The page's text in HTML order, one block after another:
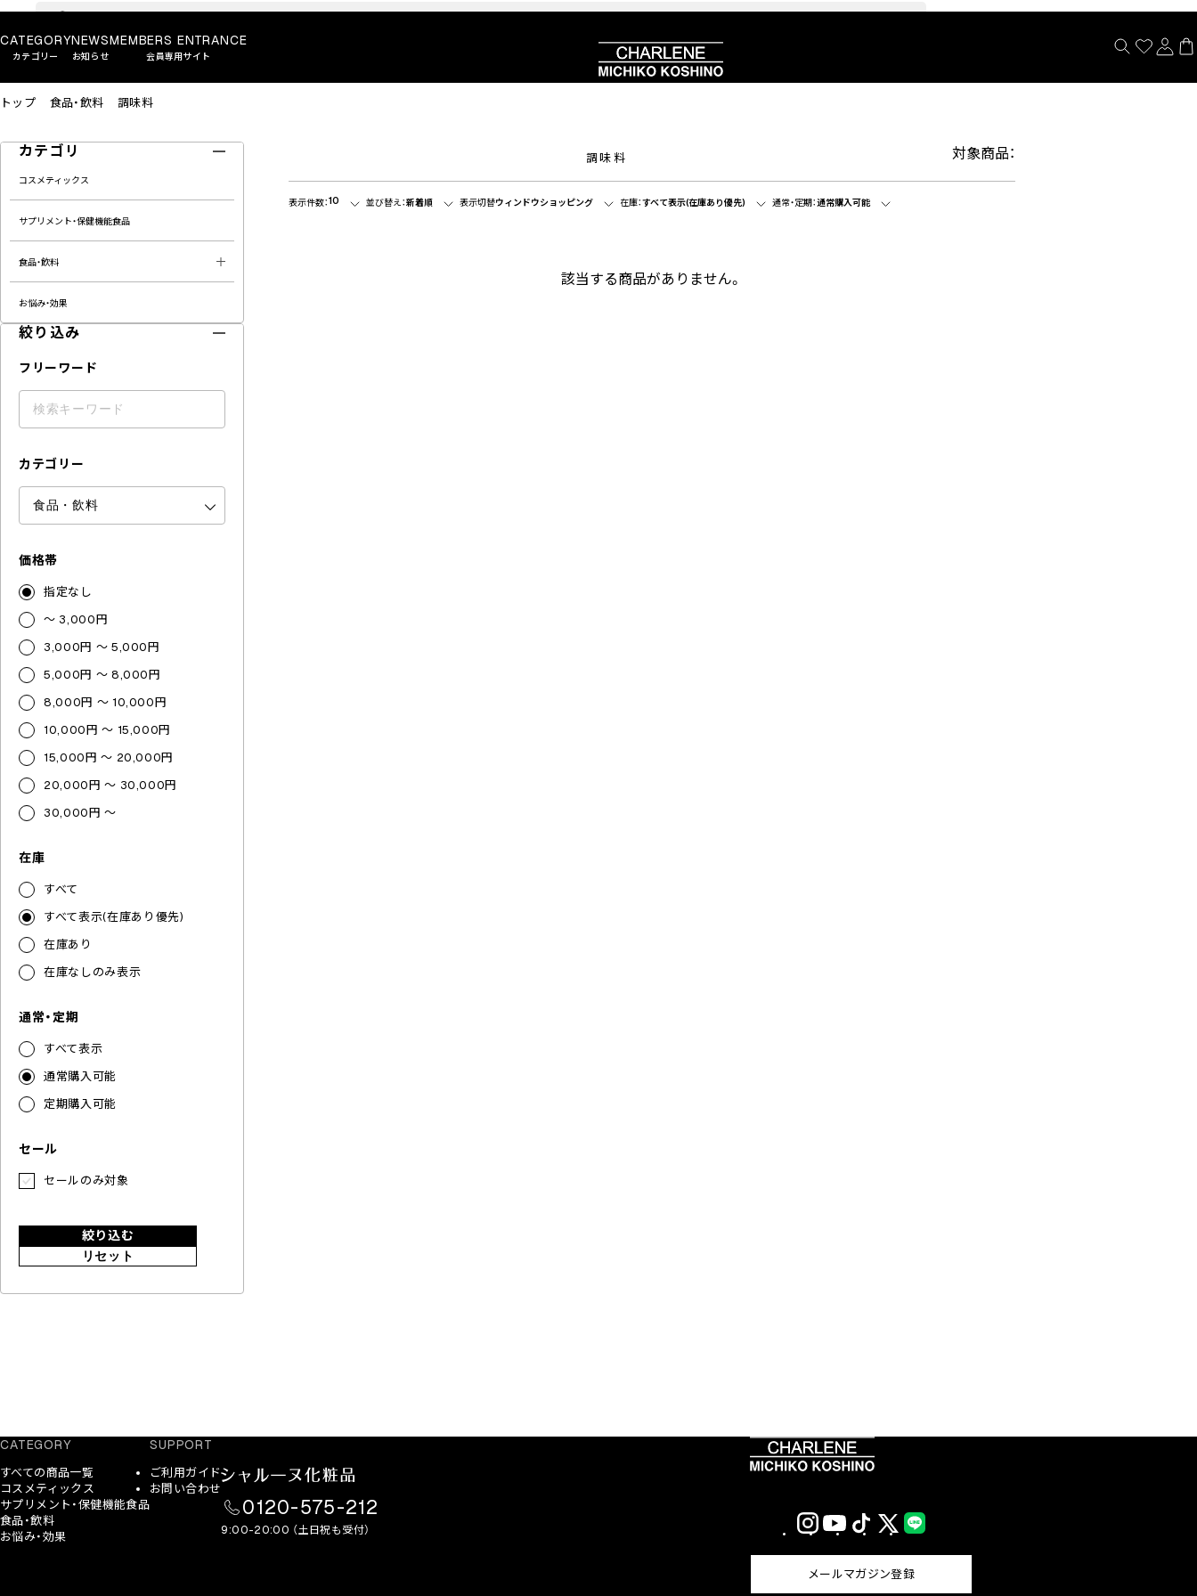
CATEGORY
カテゴリー
NEWS
お知らせ
MEMBERS ENTRANCE
会員専用サイト
トップ 食品・飲料 調味料
カテゴリ
コスメティックス
サプリメント・保健機能食品
食品・飲料
お悩み・効果
絞り込み
フリーワード
カテゴリー
価格帯
指定なし
～ 3,000円
3,000円 ～ 5,000円
5,000円 ～ 8,000円
8,000円 ～ 10,000円
10,000円 ～ 15,000円
15,000円 ～ 20,000円
20,000円 ～ 30,000円
30,000円 ～
在庫
すべて
すべて表示(在庫あり優先)
在庫あり
在庫なしのみ表示
通常・定期
すべて表示
通常購入可能
定期購入可能
セール
セールのみ対象
絞り込む
リセット
調味料 対象商品：
表示件数：10 並び替え：新着順 表示切替ウィンドウショッピング 在庫：すべて表示(在庫あり優先) 通常・定期：通常購入可能
該当する商品がありません。
CATEGORY
すべての商品一覧
コスメティックス
サプリメント・保健機能食品
食品・飲料
お悩み・効果
SUPPORT
ご利用ガイド
お問い合わせ
0120-575-212
9:00-20:00 （土日祝も受付）
InstagramYouTubeTikTok X
(Twitter)
メールマガジン登録